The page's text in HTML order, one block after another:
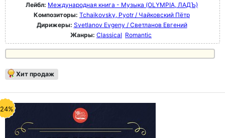
Лейбл: Международная книга - Музыка (OLYMPIA, ЛАДЪ)
Композиторы: Tchaikovsky, Pyotr / Чайковский Пётр
Дирижеры: Svetlanov Evgeny / Светланов Евгений
Жанры: Classical Romantic
Хит продаж